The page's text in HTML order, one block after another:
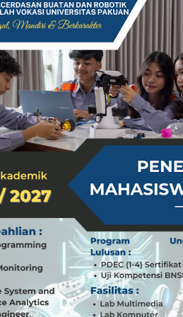
Pelajaran Berharga dari Kasus dr.
Erling Haaland: Koleksi Tas
Menteri PAN-RB: Peran ASN
Menteri PAN-RB: Pilar
Inovasi Teknologi di Timur
Detik-Detik yang Mengubah
Hari Pelaut Sedunia:
Gempa Dashyat di Venezuela:
Hari Pelaut Sedunia: